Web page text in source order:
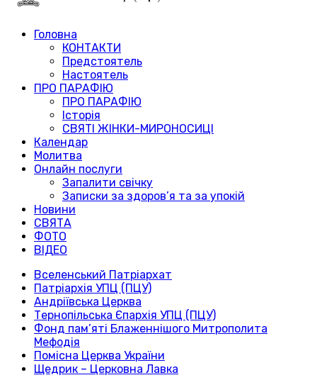
Головна
КОНТАКТИ
Предстоятель
Настоятель
ПРО ПАРАФІЮ
ПРО ПАРАФІЮ
Історія
СВЯТІ ЖІНКИ-МИРОНОСИЦІ
Календар
Молитва
Онлайн послуги
Запалити свічку
Записки за здоров’я та за упокій
Новини
СВЯТА
ФОТО
ВІДЕО
Вселенський Патріархат
Патріархія УПЦ (ПЦУ)
Андріївська Церква
Тернопільська Єпархія УПЦ (ПЦУ)
Фонд пам’яті Блаженнішого Митрополита
Мефодія
Помісна Церква України
Щедрик – Церковна Лавка